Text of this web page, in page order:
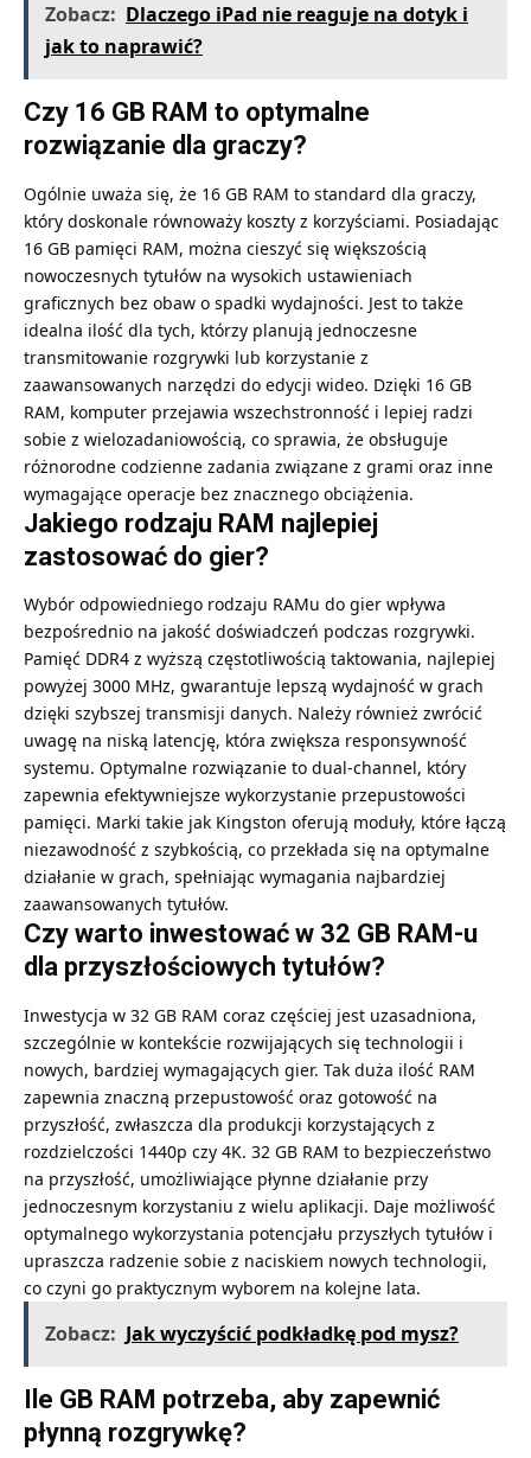
Zobacz: Dlaczego iPad nie reaguje na dotyk i
jak to naprawić?
Czy 16 GB RAM to optymalne
rozwiązanie dla graczy?
Ogólnie uważa się, że 16 GB RAM to standard dla graczy,
który doskonale równoważy koszty z korzyściami. Posiadając
16 GB pamięci RAM, można cieszyć się większością
nowoczesnych tytułów na wysokich ustawieniach
graficznych bez obaw o spadki wydajności. Jest to także
idealna ilość dla tych, którzy planują jednoczesne
transmitowanie rozgrywki lub korzystanie z
zaawansowanych narzędzi do edycji wideo. Dzięki 16 GB
RAM, komputer przejawia wszechstronność i lepiej radzi
sobie z wielozadaniowością, co sprawia, że obsługuje
różnorodne codzienne zadania związane z grami oraz inne
wymagające operacje bez znacznego obciążenia.
Jakiego rodzaju RAM najlepiej
zastosować do gier?
Wybór odpowiedniego rodzaju RAMu do gier wpływa
bezpośrednio na jakość doświadczeń podczas rozgrywki.
Pamięć DDR4 z wyższą częstotliwością taktowania, najlepiej
powyżej 3000 MHz, gwarantuje lepszą wydajność w grach
dzięki szybszej transmisji danych. Należy również zwrócić
uwagę na niską latencję, która zwiększa responsywność
systemu. Optymalne rozwiązanie to dual-channel, który
zapewnia efektywniejsze wykorzystanie przepustowości
pamięci. Marki takie jak Kingston oferują moduły, które łączą
niezawodność z szybkością, co przekłada się na optymalne
działanie w grach, spełniając wymagania najbardziej
zaawansowanych tytułów.
Czy warto inwestować w 32 GB RAM-u
dla przyszłościowych tytułów?
Inwestycja w 32 GB RAM coraz częściej jest uzasadniona,
szczególnie w kontekście rozwijających się technologii i
nowych, bardziej wymagających gier. Tak duża ilość RAM
zapewnia znaczną przepustowość oraz gotowość na
przyszłość, zwłaszcza dla produkcji korzystających z
rozdzielczości 1440p czy 4K. 32 GB RAM to bezpieczeństwo
na przyszłość, umożliwiające płynne działanie przy
jednoczesnym korzystaniu z wielu aplikacji. Daje możliwość
optymalnego wykorzystania potencjału przyszłych tytułów i
upraszcza radzenie sobie z naciskiem nowych technologii,
co czyni go praktycznym wyborem na kolejne lata.
Zobacz: Jak wyczyścić podkładkę pod mysz?
Ile GB RAM potrzeba, aby zapewnić
płynną rozgrywkę?